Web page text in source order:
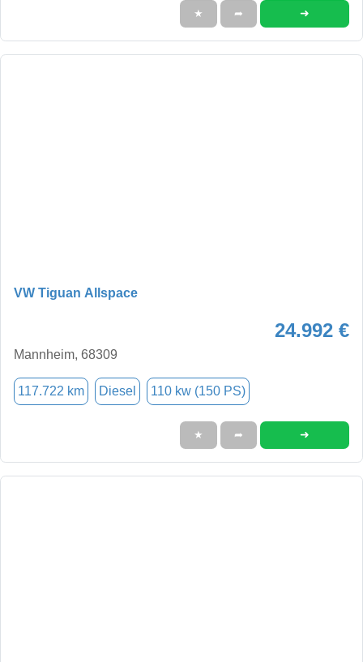
★ ➦ ➜
VW Tiguan Allspace
24.992 €
Mannheim, 68309
117.722 km Diesel 110 kw (150 PS)
★ ➦ ➜